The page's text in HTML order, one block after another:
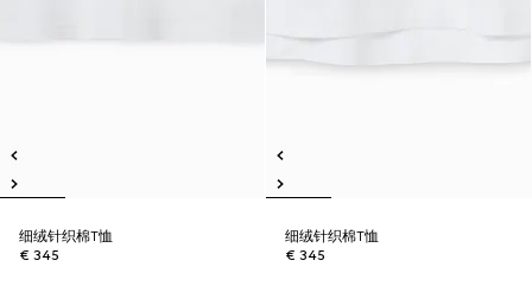
细绒针织棉T恤
€ 345
细绒针织棉T恤
€ 345